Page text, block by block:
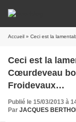
Accueil » Ceci est la lamentable
Ceci est la
Cœurdeveau
Froidevaux…
Publié le 15/03/2013 à
Par JACQUES